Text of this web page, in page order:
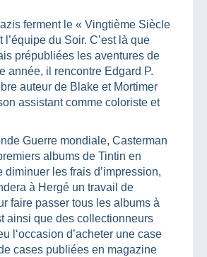
ferment le « Vingtième Siècle
du Soir. C’est là que
prépubliées les aventures de
année, il rencontre Edgard P.
auteur de Blake et Mortimer
assistant comme coloriste et
Guerre mondiale, Casterman
albums de Tintin en
diminuer les frais d’impression,
à Hergé un travail de
faire passer tous les albums à
ainsi que des collectionneurs
l‘occasion d’acheter une case
cases publiées en magazine